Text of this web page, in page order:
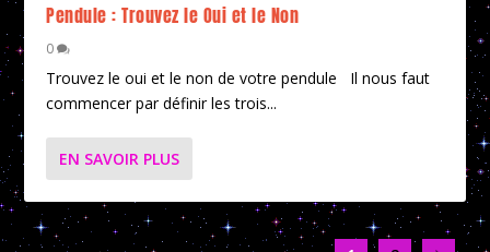
Pendule : Trouvez le Oui et le Non
0
Trouvez le oui et le non de votre pendule Il nous faut
commencer par définir les trois...
EN SAVOIR PLUS